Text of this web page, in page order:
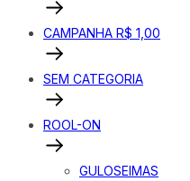
CAMPANHA R$ 1,00
SEM CATEGORIA
ROOL-ON
GULOSEIMAS